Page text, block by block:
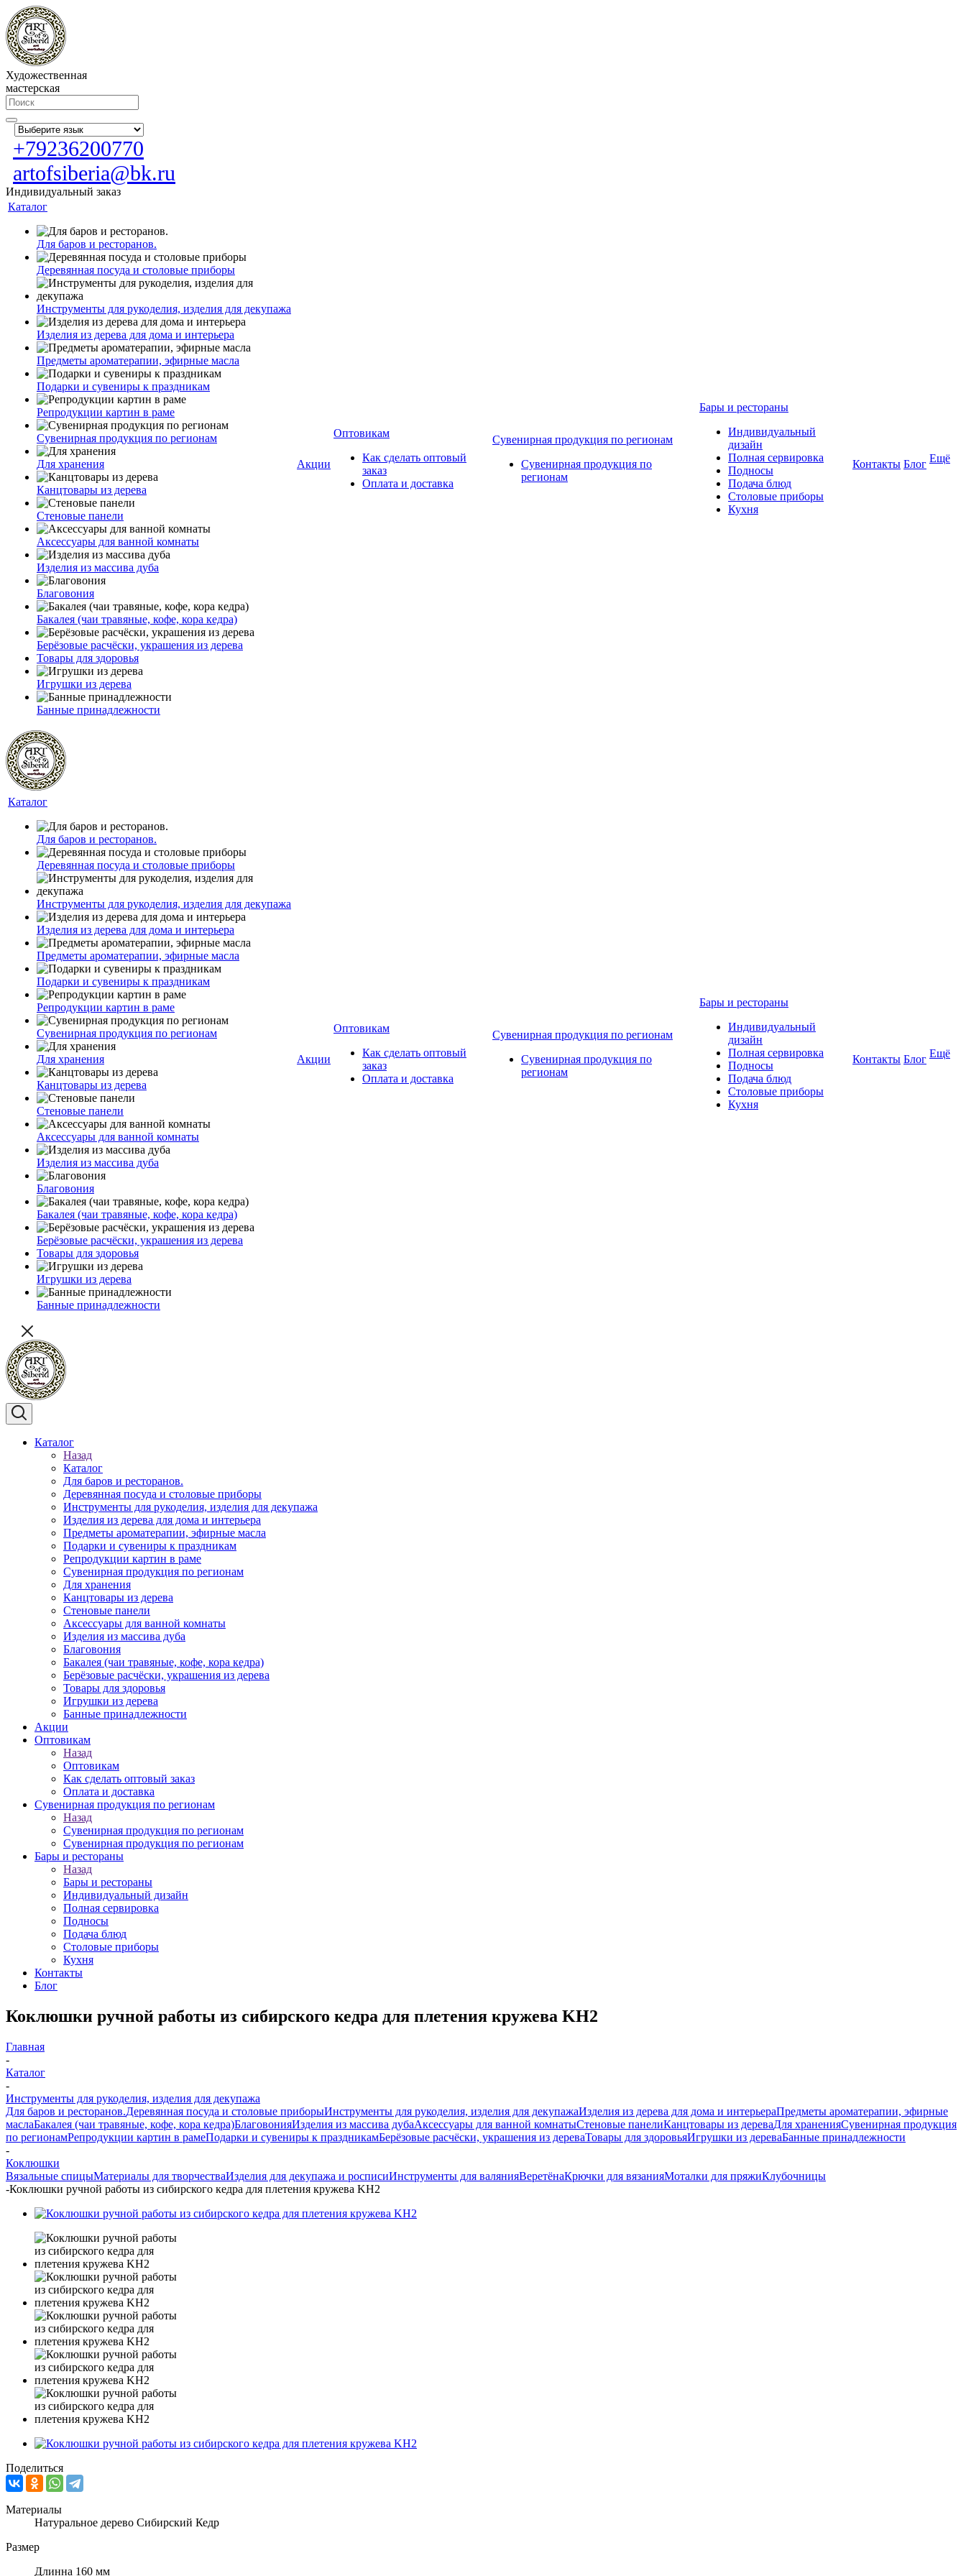
Художественная
мастерская
+79236200770
artofsiberia@bk.ru
Индивидуальный заказ
Каталог
Для баров и ресторанов.
Деревянная посуда и столовые приборы
Инструменты для рукоделия, изделия для декупажа
Изделия из дерева для дома и интерьера
Предметы ароматерапии, эфирные масла
Подарки и сувениры к праздникам
Репродукции картин в раме
Сувенирная продукция по регионам
Для хранения
Канцтовары из дерева
Стеновые панели
Аксессуары для ванной комнаты
Изделия из массива дуба
Благовония
Бакалея (чаи травяные, кофе, кора кедра)
Берёзовые расчёски, украшения из дерева
Товары для здоровья
Игрушки из дерева
Банные принадлежности
Акции
Оптовикам
Как сделать оптовый
заказ
Оплата и доставка
Сувенирная продукция по регионам
Сувенирная продукция по
регионам
Бары и рестораны
Индивидуальный
дизайн
Полная сервировка
Подносы
Подача блюд
Столовые приборы
Кухня
Контакты Блог Ещё
Каталог
Для баров и ресторанов.
Деревянная посуда и столовые приборы
Инструменты для рукоделия, изделия для декупажа
Изделия из дерева для дома и интерьера
Предметы ароматерапии, эфирные масла
Подарки и сувениры к праздникам
Репродукции картин в раме
Сувенирная продукция по регионам
Для хранения
Канцтовары из дерева
Стеновые панели
Аксессуары для ванной комнаты
Изделия из массива дуба
Благовония
Бакалея (чаи травяные, кофе, кора кедра)
Берёзовые расчёски, украшения из дерева
Товары для здоровья
Игрушки из дерева
Банные принадлежности
Акции
Оптовикам
Как сделать оптовый
заказ
Оплата и доставка
Сувенирная продукция по регионам
Сувенирная продукция по
регионам
Бары и рестораны
Индивидуальный
дизайн
Полная сервировка
Подносы
Подача блюд
Столовые приборы
Кухня
Контакты Блог Ещё
Каталог
Назад
Каталог
Для баров и ресторанов.
Деревянная посуда и столовые приборы
Инструменты для рукоделия, изделия для декупажа
Изделия из дерева для дома и интерьера
Предметы ароматерапии, эфирные масла
Подарки и сувениры к праздникам
Репродукции картин в раме
Сувенирная продукция по регионам
Для хранения
Канцтовары из дерева
Стеновые панели
Аксессуары для ванной комнаты
Изделия из массива дуба
Благовония
Бакалея (чаи травяные, кофе, кора кедра)
Берёзовые расчёски, украшения из дерева
Товары для здоровья
Игрушки из дерева
Банные принадлежности
Акции
Оптовикам
Назад
Оптовикам
Как сделать оптовый заказ
Оплата и доставка
Сувенирная продукция по регионам
Назад
Сувенирная продукция по регионам
Сувенирная продукция по регионам
Бары и рестораны
Назад
Бары и рестораны
Индивидуальный дизайн
Полная сервировка
Подносы
Подача блюд
Столовые приборы
Кухня
Контакты
Блог
Коклюшки ручной работы из сибирского кедра для плетения кружева KH2
Главная
-
Каталог
-
Инструменты для рукоделия, изделия для декупажа
Для баров и ресторанов.Деревянная посуда и столовые приборыИнструменты для рукоделия, изделия для декупажаИзделия из дерева для дома и интерьераПредметы ароматерапии, эфирные
маслаБакалея (чаи травяные, кофе, кора кедра)БлаговонияИзделия из массива дубаАксессуары для ванной комнатыСтеновые панелиКанцтовары из дереваДля храненияСувенирная продукция
по регионамРепродукции картин в рамеПодарки и сувениры к праздникамБерёзовые расчёски, украшения из дереваТовары для здоровьяИгрушки из дереваБанные принадлежности
-
Коклюшки
Вязальные спицыМатериалы для творчестваИзделия для декупажа и росписиИнструменты для валянияВеретёнаКрючки для вязанияМоталки для пряжиКлубочницы
-Коклюшки ручной работы из сибирского кедра для плетения кружева KH2
Поделиться
Материалы
Натуральное дерево Сибирский Кедр
Размер
Длинна 160 мм